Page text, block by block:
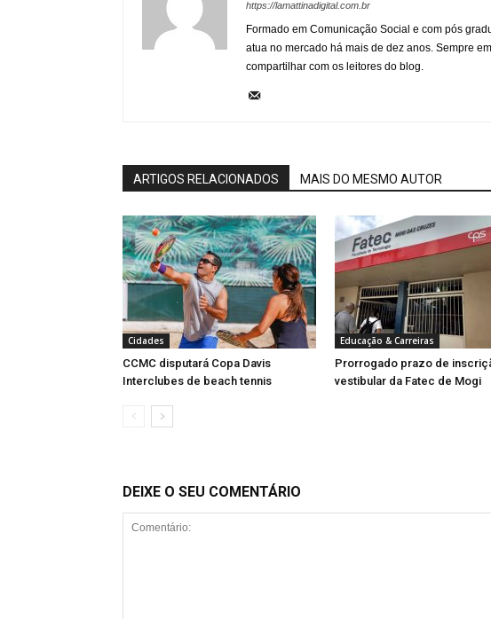
https://lamattinadigital.com.br
Formado em Comunicação Social e com pós
atua no mercado há mais de dez anos. Sempre
compartilhar com os leitores do blog.
ARTIGOS RELACIONADOS MAIS DO MESMO AUTOR
Cidades
CCMC disputará Copa Davis
Interclubes de beach tennis
Educação & Carreiras
Prorrogado prazo de
vestibular da Fatec de Mogi
DEIXE O SEU COMENTÁRIO